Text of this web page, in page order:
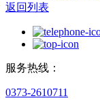
返回列表
服务热线：
0373-2610711